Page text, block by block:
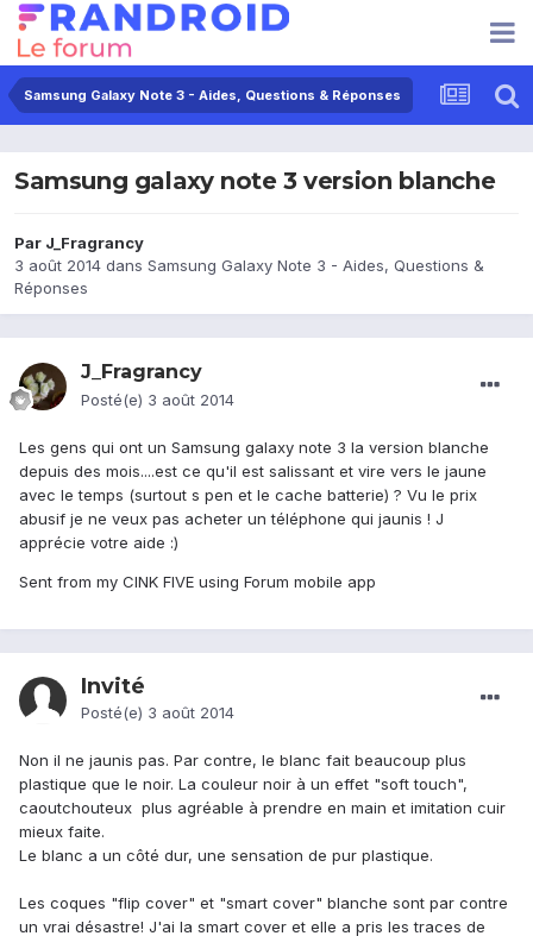
Samsung Galaxy Note 3 - Aides, Questions & Réponses
Samsung galaxy note 3 version blanche
Par J_Fragrancy
3 août 2014 dans Samsung Galaxy Note 3 - Aides, Questions &
Réponses
J_Fragrancy
Posté(e) 3 août 2014
Les gens qui ont un Samsung galaxy note 3 la version blanche
depuis des mois....est ce qu'il est salissant et vire vers le jaune
avec le temps (surtout s pen et le cache batterie) ? Vu le prix
abusif je ne veux pas acheter un téléphone qui jaunis ! J
apprécie votre aide :)
Sent from my CINK FIVE using Forum mobile app
Invité
Posté(e) 3 août 2014
Non il ne jaunis pas. Par contre, le blanc fait beaucoup plus
plastique que le noir. La couleur noir à un effet "soft touch",
caoutchouteux plus agréable à prendre en main et imitation cuir
mieux faite.
Le blanc a un côté dur, une sensation de pur plastique.
Les coques "flip cover" et "smart cover" blanche sont par contre
un vrai désastre! J'ai la smart cover et elle a pris les traces de